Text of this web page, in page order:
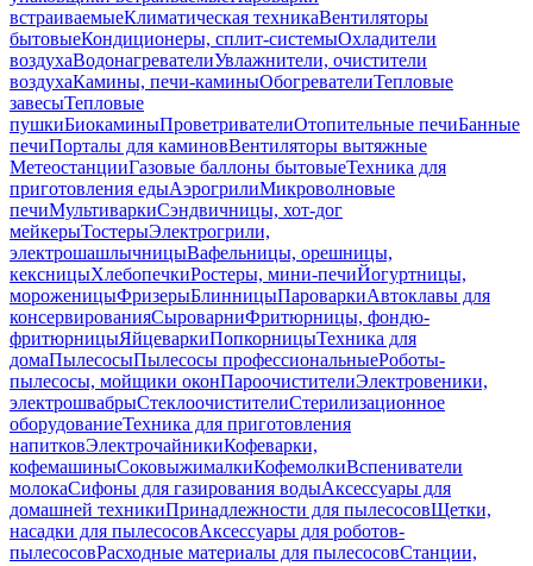
встраиваемыеКлиматическая техникаВентиляторы
бытовыеКондиционеры, сплит-системыОхладители
воздухаВодонагревателиУвлажнители, очистители
воздухаКамины, печи-каминыОбогревателиТепловые
завесыТепловые
пушкиБиокаминыПроветривателиОтопительные печиБанные
печиПорталы для каминовВентиляторы вытяжные
МетеостанцииГазовые баллоны бытовыеТехника для
приготовления едыАэрогрилиМикроволновые
печиМультиваркиСэндвичницы, хот-дог
мейкерыТостерыЭлектрогрили,
электрошашлычницыВафельницы, орешницы,
кексницыХлебопечкиРостеры, мини-печиЙогуртницы,
мороженицыФризерыБлинницыПароваркиАвтоклавы для
консервированияСыроварниФритюрницы, фондю-
фритюрницыЯйцеваркиПопкорницыТехника для
домаПылесосыПылесосы профессиональныеРоботы-
пылесосы, мойщики оконПароочистителиЭлектровеники,
электрошвабрыСтеклоочистителиСтерилизационное
оборудованиеТехника для приготовления
напитковЭлектрочайникиКофеварки,
кофемашиныСоковыжималкиКофемолкиВспениватели
молокаСифоны для газирования водыАксессуары для
домашней техникиПринадлежности для пылесосовЩетки,
насадки для пылесосовАксессуары для роботов-
пылесосовРасходные материалы для пылесосовСтанции,